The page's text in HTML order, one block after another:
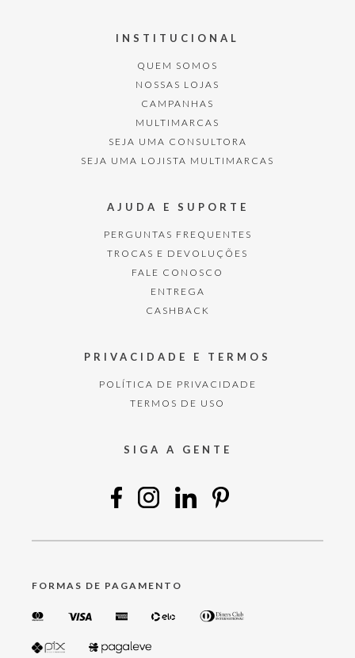
INSTITUCIONAL
QUEM SOMOS
NOSSAS LOJAS
CAMPANHAS
MULTIMARCAS
SEJA UMA CONSULTORA
SEJA UMA LOJISTA MULTIMARCAS
AJUDA E SUPORTE
PERGUNTAS FREQUENTES
TROCAS E DEVOLUÇÕES
FALE CONOSCO
ENTREGA
CASHBACK
PRIVACIDADE E TERMOS
POLÍTICA DE PRIVACIDADE
TERMOS DE USO
SIGA A GENTE
FORMAS DE PAGAMENTO